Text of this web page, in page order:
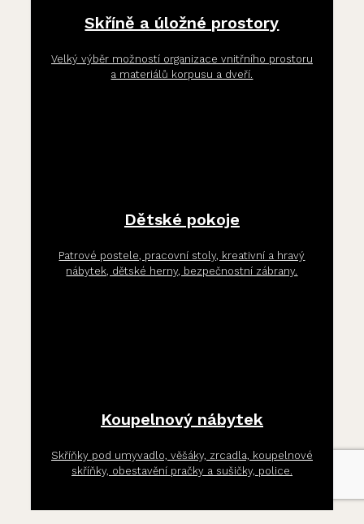
Skříně a úložné prostory
Velký výběr možností organizace vnitřního prostoru
a materiálů korpusu a dveří.
Dětské pokoje
Patrové postele, pracovní stoly, kreativní a hravý
nábytek, dětské herny, bezpečnostní zábrany.
Koupelnový nábytek
Skříňky pod umyvadlo, věšáky, zrcadla, koupelnové
skříňky, obestavění pračky a sušičky, police.